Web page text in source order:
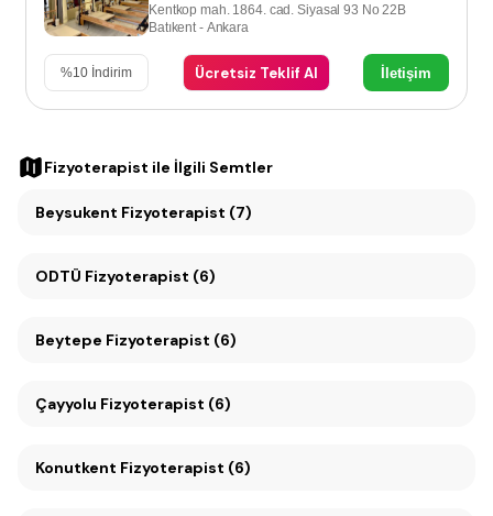
Kentkop mah. 1864. cad. Siyasal 93 No 22B
Batıkent - Ankara
%10 İndirim Ücretsiz Teklif Al İletişim
Fizyoterapist ile İlgili Semtler
Beysukent Fizyoterapist (7)
ODTÜ Fizyoterapist (6)
Beytepe Fizyoterapist (6)
Çayyolu Fizyoterapist (6)
Konutkent Fizyoterapist (6)